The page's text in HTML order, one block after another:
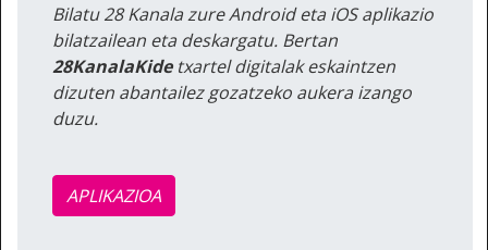
Bilatu 28 Kanala zure Android eta iOS aplikazio
bilatzailean eta deskargatu. Bertan
28KanalaKidetxartel digitalak eskaintzen
dizuten abantailez gozatzeko aukera izango
duzu.
APLIKAZIOA